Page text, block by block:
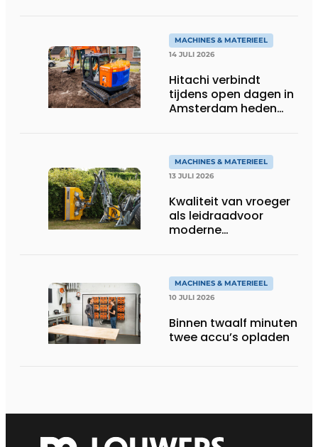
MACHINES & MATERIEEL
14 JULI 2026
Hitachi verbindt
tijdens open dagen in
Amsterdam heden
MACHINES & MATERIEEL
13 JULI 2026
Kwaliteit van vroeger
als leidraadvoor
moderne
MACHINES & MATERIEEL
10 JULI 2026
Binnen twaalf minuten
twee accu’s opladen